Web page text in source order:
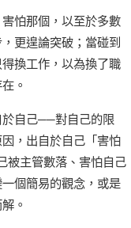
怕那個，以至於多數
更遑論突破；當碰到
換工作，以為換了職
。
於自己──對自己的限
，出自於自己「害怕
被主管數落、害怕自己
個簡易的觀念，或是
。